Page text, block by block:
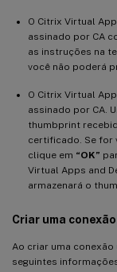
O Citrix Virtual
assinado por CA
as instruções na
você não poderá
O Citrix Virtual
assinado por CA.
thumbprint
certificado. Se for
clique em “OK”
Virtual Apps and
armazenará o
Criar uma
Ao criar uma
seguintes